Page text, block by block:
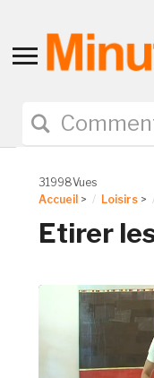
Toggle
navigation
31998Vues
Accueil > Loisirs >
Etirer